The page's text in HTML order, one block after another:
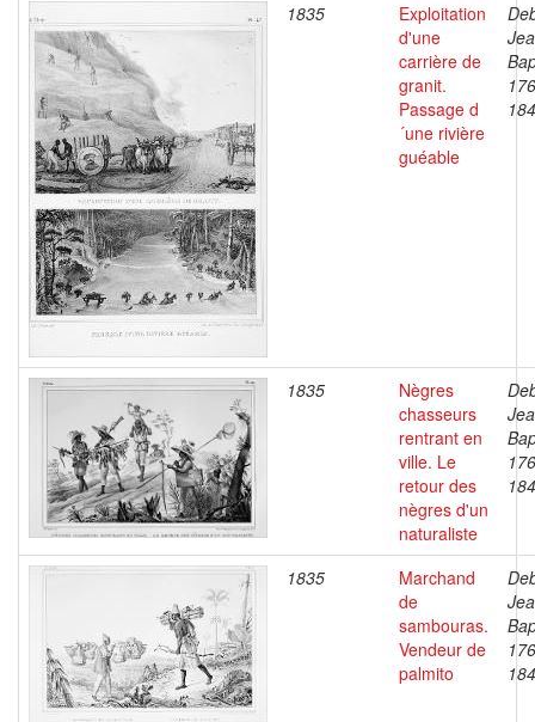
1835
Exploitation
d'une
carrière de
granit.
Passage d
´une rivière
guéable
1835
Nègres
chasseurs
rentrant en
ville. Le
retour des
nègres d'un
naturaliste
1835
Marchand
de
sambouras.
Vendeur de
palmito